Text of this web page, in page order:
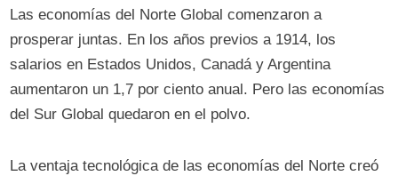
Las economías del Norte Global comenzaron a
prosperar juntas. En los años previos a 1914, los
salarios en Estados Unidos, Canadá y Argentina
aumentaron un 1,7 por ciento anual. Pero las economías
del Sur Global quedaron en el polvo.
La ventaja tecnológica de las economías del Norte creó